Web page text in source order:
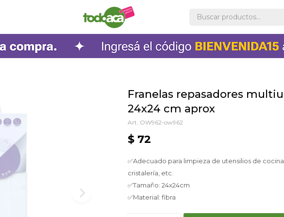
Franelas repasadores
24x24 cm aprox
OW962-ow962
$ 72
✅Adecuado para limpieza de utensilios de
cristalería, etc.
✅Tamaño: 24x24cm
✅Material: fibra